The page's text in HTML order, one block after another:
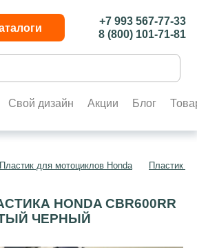
+7 993 567-77-33
8 (800) 101-71-81
Свой дизайн Акции Блог
Пластик для мотоциклов Honda Пластик
HONDA CBR600RR
ЧЕРНЫЙ